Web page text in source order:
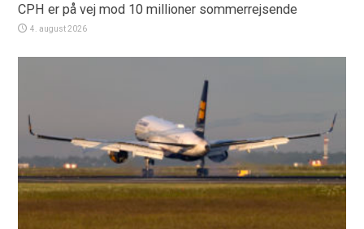
CPH er på vej mod 10 millioner sommerrejsende
4. august 2026